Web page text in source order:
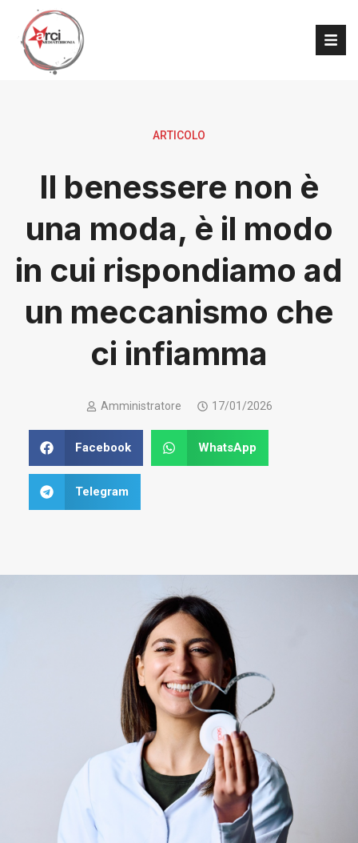
ARTICOLO
Il benessere non è
una moda, è il modo
in cui rispondiamo ad
un meccanismo che
ci infiamma
Amministratore 17/01/2026
Facebook WhatsApp
Telegram